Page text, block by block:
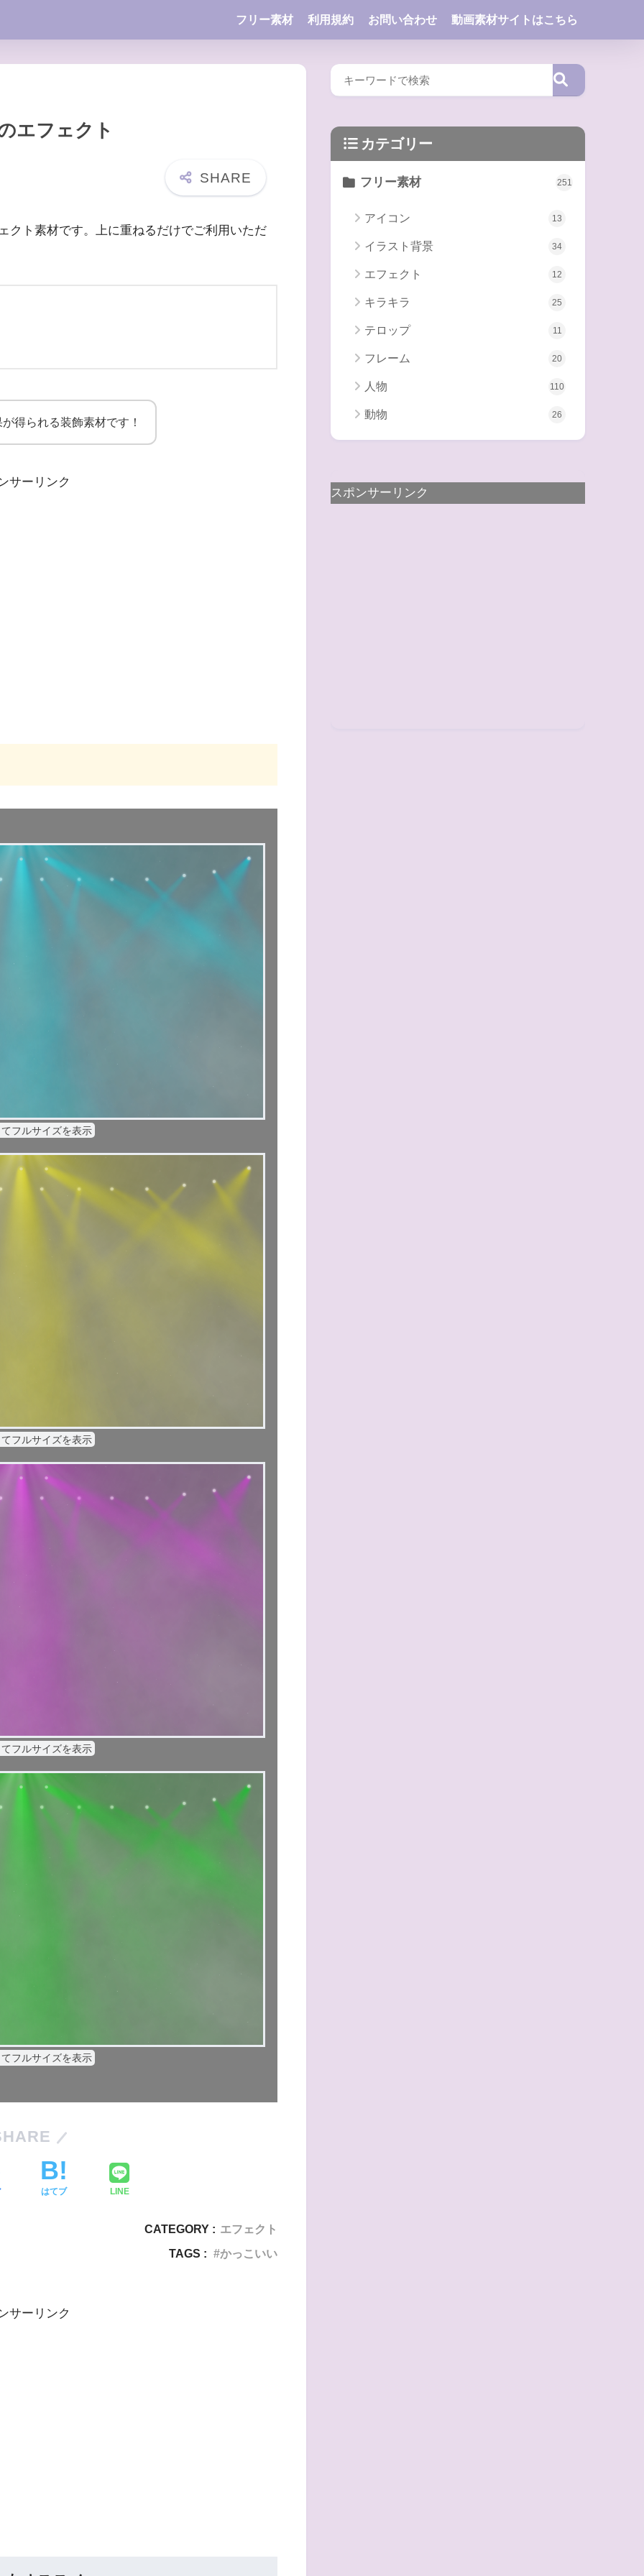
フリー素材 利用規約 お問い合わせ 動画素材サイトはこちら
エフェクト
クト素材です。上に重ねるだけでご利用いただ
得られる装飾素材です！
サーリンク
フルサイズを表示
フルサイズを表示
フルサイズを表示
フルサイズを表示
はてブ LINE
CATEGORY : エフェクト
TAGS :
かっこいい
サーリンク
カテゴリー
フリー素材 251
アイコン 13
イラスト背景 34
エフェクト 12
キラキラ 25
テロップ 11
フレーム 20
人物 110
動物 26
スポンサーリンク